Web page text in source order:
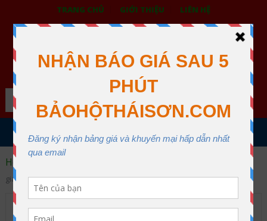
TRANG CHỦ GIỚI THIỆU LIÊN HỆ
BẢO HỘ LAO ĐỘNG THÁI SƠN
XƯỞNG MAY THÁI SƠN QUẬN 12
Search
MENU
Home
giá rẻ